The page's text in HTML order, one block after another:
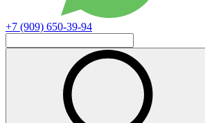
+7 (909) 650-39-94